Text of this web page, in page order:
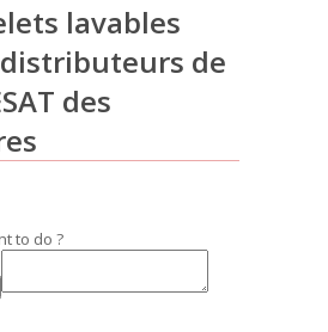
lavables
de
des
to do ?